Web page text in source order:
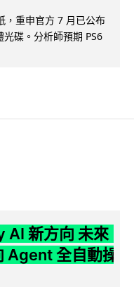
，重申官方 7 月已公布
碟。分析師預期 PS6
AI 新方向 未來
Agent 全自動操